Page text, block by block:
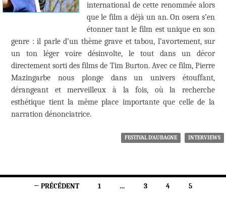
international de cette renommée alors
que le film a déjà un an. On osera s’en
étonner tant le film est unique en son
genre : il parle d’un thème grave et tabou, l’avortement, sur
un ton léger voire désinvolte, le tout dans un décor
directement sorti des films de Tim Burton. Avec ce film, Pierre
Mazingarbe nous plonge dans un univers étouffant,
dérangeant et merveilleux à la fois, où la recherche
esthétique tient la même place importante que celle de la
narration dénonciatrice.
FESTIVAL D'AUBAGNE INTERVIEWS
Navigation← PRÉCÉDENT 1 … 3 4 5